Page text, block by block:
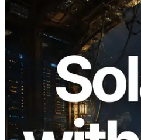
2026.08.05
ERPC ขยาย Solana